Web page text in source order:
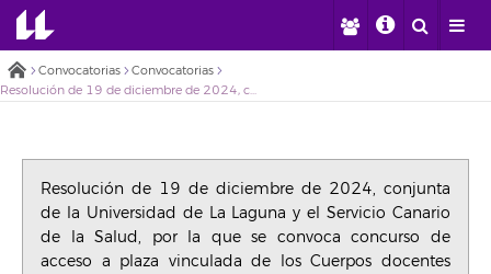
Convocatorias
Convocatorias
Resolución de 19 de diciembre de 2024, conjunta de la Universidad de La Laguna y el Servicio Canario de la Salud, por la que se convoca concurso de acceso a plaza vinculada de los Cuerpos docentes universitarios.
Resolución de 19 de diciembre de 2024, conjunta
de la Universidad de La Laguna y el Servicio Canario
de la Salud, por la que se convoca concurso de
acceso a plaza vinculada de los Cuerpos docentes